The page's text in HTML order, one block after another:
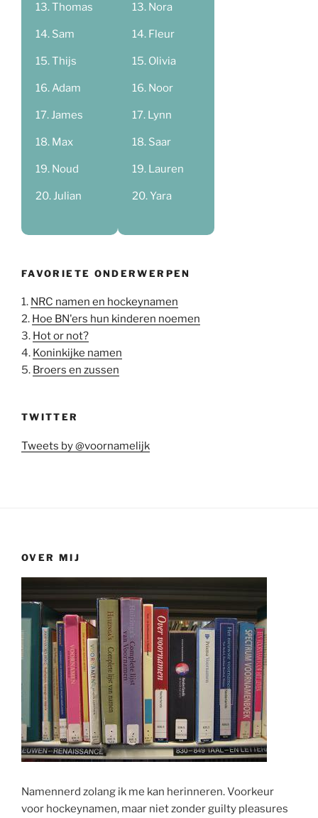
Thomas
Sam
Thijs
Adam
James
Max
Noud
Julian
Nora
Fleur
Olivia
Noor
Lynn
Saar
Lauren
Yara
FAVORIETE ONDERWERPEN
1. NRC namen en hockeynamen
2. Hoe BN'ers hun kinderen noemen
3. Hot or not?
4. Koninkijke namen
5. Broers en zussen
TWITTER
Tweets by @voornamelijk
OVER MIJ
Namennerd zolang ik me kan herinneren. Voorkeur
voor hockeynamen, maar niet zonder guilty pleasures